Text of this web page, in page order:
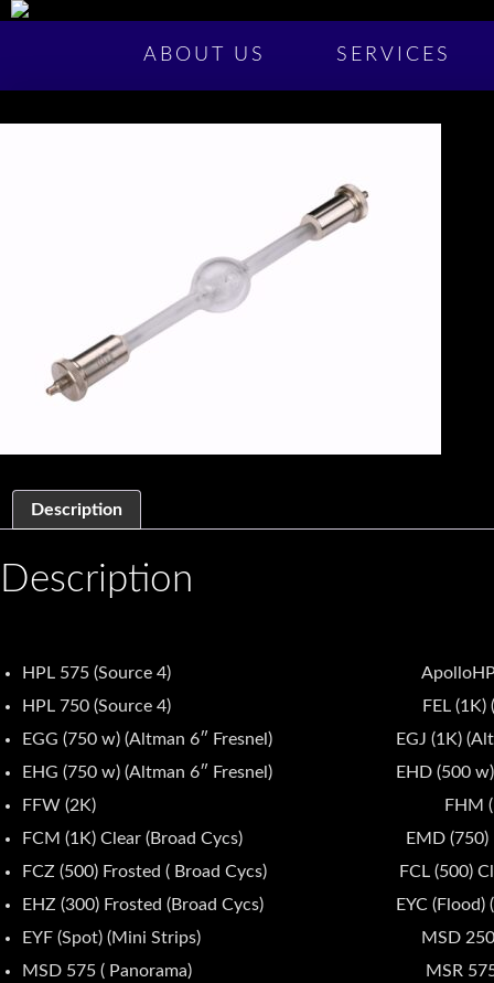
ABOUT US SERVICES
Description
Description
HPL 575 (Source 4) ApolloHPL 575
HPL 750 (Source 4) FEL (1K)
EGG (750 w) (Altman 6″ Fresnel) EGJ (1K)
EHG (750 w) (Altman 6″ Fresnel) EHD (500
FFW (2K) FHM (1K) Frosted
FCM (1K) Clear (Broad Cycs) EMD (750)
FCZ (500) Frosted ( Broad Cycs) FCL (500)
EHZ (300) Frosted (Broad Cycs) EYC (Flood)
EYF (Spot) (Mini Strips) MSD 250
MSD 575 ( Panorama) MSR 575